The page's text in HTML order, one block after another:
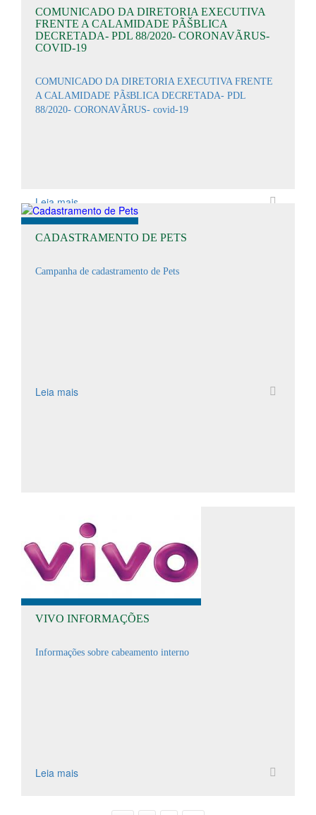
COMUNICADO DA DIRETORIA EXECUTIVA
FRENTE A CALAMIDADE PÃŠBLICA
DECRETADA- PDL 88/2020- CORONAVÃRUS-
COVID-19
COMUNICADO DA DIRETORIA EXECUTIVA FRENTE
A CALAMIDADE PÃšBLICA DECRETADA- PDL
88/2020- CORONAVÃRUS- covid-19
Leia mais
CADASTRAMENTO DE PETS
Campanha de cadastramento de Pets
Leia mais
VIVO INFORMAÇÕES
Informações sobre cabeamento interno
Leia mais